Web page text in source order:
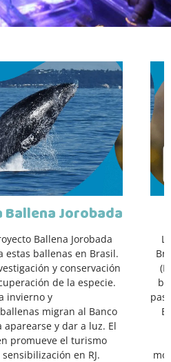
Jorobada
Ballena Jorobada
estas ballenas en Brasil.
y conservación
de la especie.
invierno y
migran al Banco
y dar a luz. El
promueve el turismo
en RJ.